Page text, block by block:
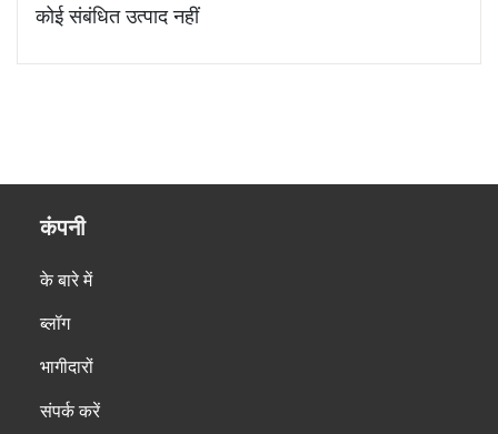
कोई संबंधित उत्पाद नहीं
कंपनी
के बारे में
ब्लॉग
भागीदारों
संपर्क करें